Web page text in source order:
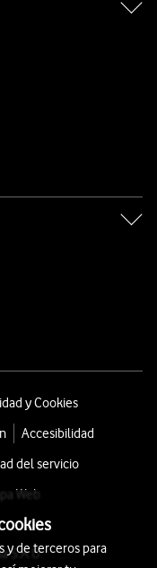
y Cookies
Accesibilidad
del servicio
Web
S.A.U.
y de terceros para